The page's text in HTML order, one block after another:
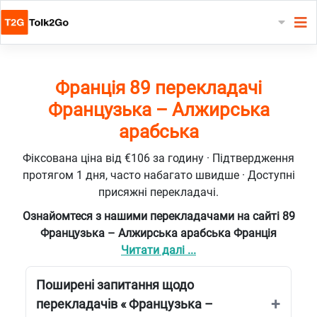
Франція 89 перекладачі
Французька – Алжирська
арабська
Фіксована ціна від €106 за годину · Підтвердження
протягом 1 дня, часто набагато швидше · Доступні
присяжні перекладачі.
Ознайомтеся з нашими перекладачами на сайті 89
Французька – Алжирська арабська Франція
Читати далі ...
Поширені запитання щодо
перекладачів « Французька –